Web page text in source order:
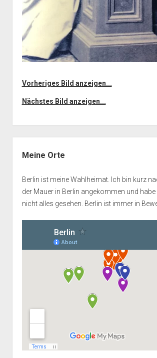
Vorheriges Bild anzeigen...
Nächstes Bild anzeigen...
Meine Orte
Berlin ist meine Wahlheimat. Ich bin kurz
der Mauer in Berlin angekommen und
nicht alles gesehen. Berlin ist immer in